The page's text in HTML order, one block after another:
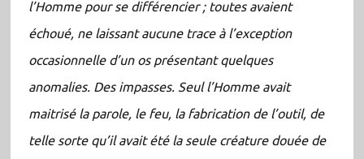
l’Homme pour se différencier ; toutes avaient
échoué, ne laissant aucune trace à l’exception
occasionnelle d’un os présentant quelques
anomalies. Des impasses. Seul l’Homme avait
maitrisé la parole, le feu, la fabrication de l’outil, de
telle sorte qu’il avait été la seule créature douée de